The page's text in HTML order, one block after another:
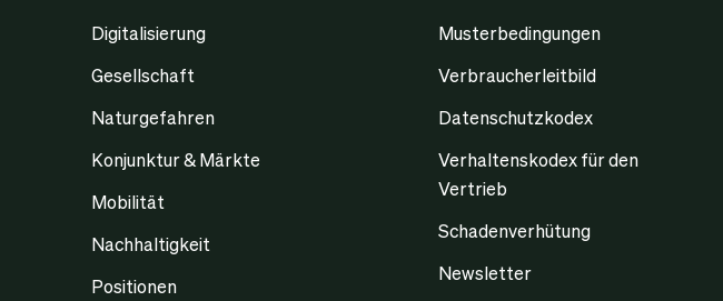
Digitalisierung
Gesellschaft
Naturgefahren
Konjunktur & Märkte
Mobilität
Nachhaltigkeit
Positionen
Musterbedingungen
Verbraucherleitbild
Datenschutzkodex
Verhaltenskodex für den
Vertrieb
Schadenverhütung
Newsletter